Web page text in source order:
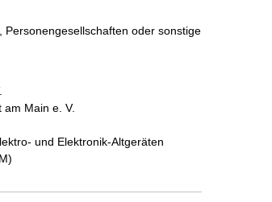
oder sonstige
Main e. V.
und Elektronik-Altgeräten